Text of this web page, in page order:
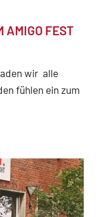
AMIGO FEST
wir alle
fühlen ein zum